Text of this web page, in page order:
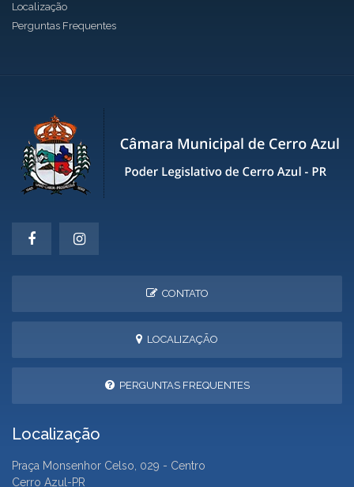
Localização
Perguntas Frequentes
CONTATO
LOCALIZAÇÃO
PERGUNTAS FREQUENTES
Localização
Praça Monsenhor Celso, 029 - Centro
Cerro Azul-PR